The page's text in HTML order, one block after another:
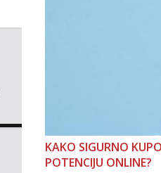
064/
tel:0,93€ -
KAKO SIGURNO
POTENCIJU ONLINE?